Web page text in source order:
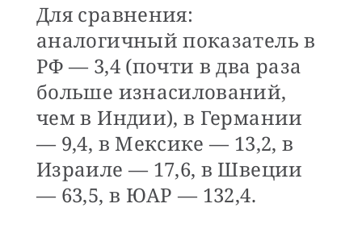
Для сравнения:
аналогичный показатель в
РФ — 3,4 (почти в два раза
больше изнасилований,
чем в Индии), в Германии
— 9,4, в Мексике — 13,2, в
Израиле — 17,6, в Швеции
— 63,5, в ЮАР — 132,4.